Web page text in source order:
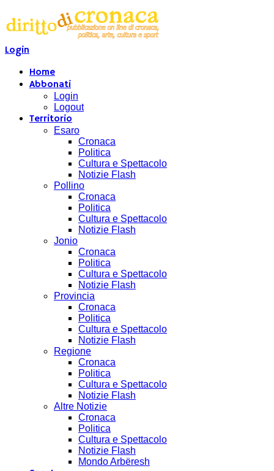
Login
Home
Abbonati
Login
Logout
Territorio
Esaro
Cronaca
Politica
Cultura e Spettacolo
Notizie Flash
Pollino
Cronaca
Politica
Cultura e Spettacolo
Notizie Flash
Jonio
Cronaca
Politica
Cultura e Spettacolo
Notizie Flash
Provincia
Cronaca
Politica
Cultura e Spettacolo
Notizie Flash
Regione
Cronaca
Politica
Cultura e Spettacolo
Notizie Flash
Altre Notizie
Cronaca
Politica
Cultura e Spettacolo
Notizie Flash
Mondo Arbëresh